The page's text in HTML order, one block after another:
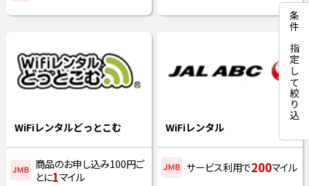
WiFiレンタルどっとこむ
商品のお申し込み100円ご
とに1マイル
WiFiレンタル
サービス利用で200マイル